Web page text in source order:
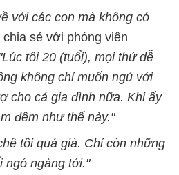
với các con mà không có
chia sẻ với phóng viên
tôi 20 (tuổi), mọi thứ dễ
không chỉ muốn ngủ với
cho cả gia đình nữa. Khi ấy
đêm như thế này."
tôi quá già. Chỉ còn những
ngó ngàng tới."